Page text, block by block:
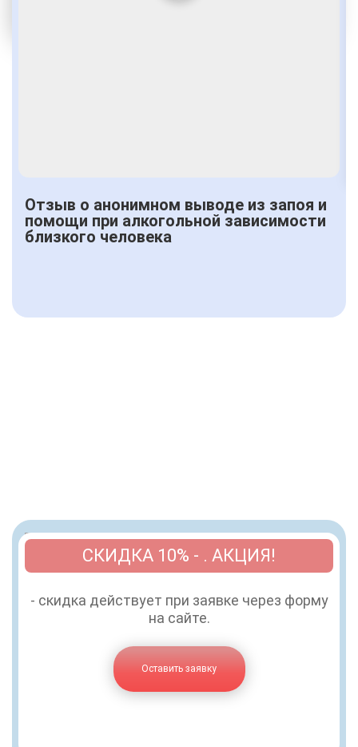
Отзыв о анонимном выводе из запоя и
помощи при алкогольной зависимости
близкого человека
СКИДКА 10% - . АКЦИЯ!
- скидка действует при заявке через форму
на сайте.
Оставить заявку